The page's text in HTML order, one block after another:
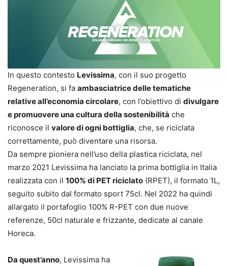
In questo contesto Levissima, con il suo progetto
Regeneration, si fa ambasciatrice delle tematiche
relative all’economia circolare, con l’obiettivo di divulgare
e promuovere una cultura della sostenibilità che
riconosce il valore di ogni bottiglia, che, se riciclata
correttamente, può diventare una risorsa.
Da sempre pioniera nell’uso della plastica riciclata, nel
marzo 2021 Levissima ha lanciato la prima bottiglia in Italia
realizzata con il 100% di PET riciclato (RPET), il formato 1L,
seguito subito dal formato sport 75cl. Nel 2022 ha quindi
allargato il portafoglio 100% R-PET con due nuove
referenze, 50cl naturale e frizzante, dedicate al canale
Horeca.
Da quest’anno, Levissima ha